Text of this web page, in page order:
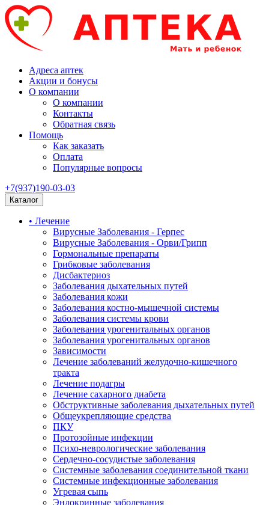
Адреса аптек
Акции и бонусы
О компании
О компании
Контакты
Обратная связь
Помощь
Как заказать
Оплата
Популярные вопросы
+7(937)190-03-03
Каталог
• Лечение
Вирусные Заболевания - Герпес
Вирусные Заболевания - Орви/Грипп
Гормональные препараты
Грибковые заболевания
Дисбактериоз
Заболевания дыхательных путей
Заболевания кожи
Заболевания костно-мышечной системы
Заболевания системы крови
Заболевания урогенитальных органов
Заболевания урогенитальных органов
Зависимости
Лечение заболеваний желудочно-кишечного
тракта
Лечение подагры
Лечение сахарного диабета
Обструктивные заболевания дыхательных путей
Общеукрепляющие средства
ПКУ
Протозойные инфекции
Психо-неврологические заболевания
Сердечно-сосудистые заболевания
Системные заболевания соединительной ткани
Системные инфекционные заболевания
Угревая сыпь
Эндокринные заболевания